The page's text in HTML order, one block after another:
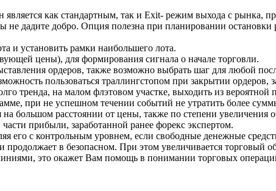
как стандартным, так и Exit- режим выхода с рынка,
дадите добро. Опция полезна при планировании остановки
и установить рамки наибольшего лота.
цены), для формирования сигнала о начале торговли.
ордеров, также возможно выбрать шаг для любой
пользоваться траллингстопом при закрытии ордеров,
тренда, на малом флэтовом участке, выходить из вероятной
при не успешном течении событий не утратить более
большом расстоянии от цены, также по степени увеличения
прибыли, заработанной ранее форекс экспертом.
его с контрольным уровнем, если свободные денежные
в безопасном. При этом увеличивается торговый
это окажет Вам помощь в понимании торговых